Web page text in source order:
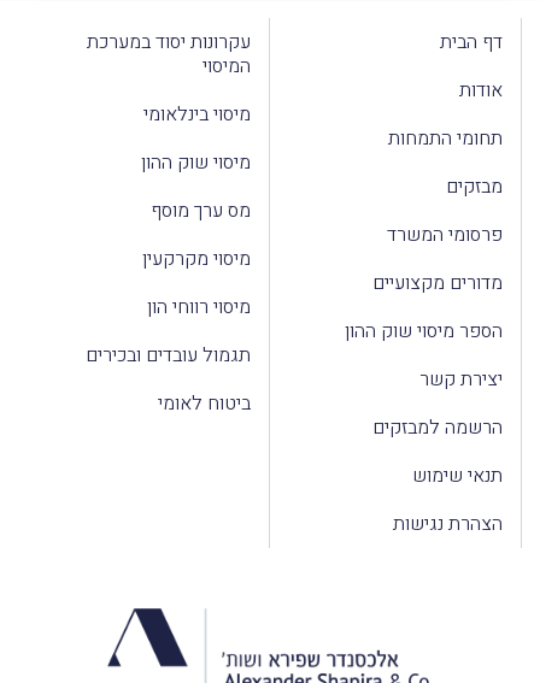
דף הבית
אודות
תחומי התמחות
מבזקים
פרסומי המשרד
מדורים מקצועיים
הספר מיסוי שוק ההון
יצירת קשר
הרשמה למבזקים
תנאי שימוש
הצהרת נגישות
עקרונות יסוד במערכת
המיסוי
מיסוי בינלאומי
מיסוי שוק ההון
מס ערך מוסף
מיסוי מקרקעין
מיסוי רווחי הון
תגמול עובדים ובכירים
ביטוח לאומי